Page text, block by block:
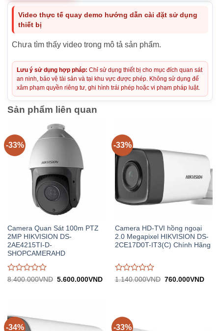
Video thực tế quay demo hướng dẫn cài đặt sử dụng
thiết bị
Chưa tìm thấy video trong mô tả sản phẩm.
Lưu ý sử dụng hợp pháp: Chỉ sử dụng thiết bị cho mục đích quan sát
an ninh, bảo vệ tài sản và tại khu vực được phép. Không sử dụng để
xâm phạm quyền riêng tư, ghi hình trái phép hoặc vi phạm pháp luật.
Sản phẩm liên quan
-33%
Camera Quan Sát 100m PTZ
2MP HIKVISION DS-
2AE4215TI-D-
SHOPCAMERAHD
Được
5
8.400.000VND Giá
5.600.000VNDGiá
-33%
Camera HD-TVI hồng ngoại
2.0 Megapixel HIKVISION DS-
2CE17D0T-IT3(C) Chính Hãng
Được
5
1.140.000VND Giá
760.000VNDGiá
-34% -33%